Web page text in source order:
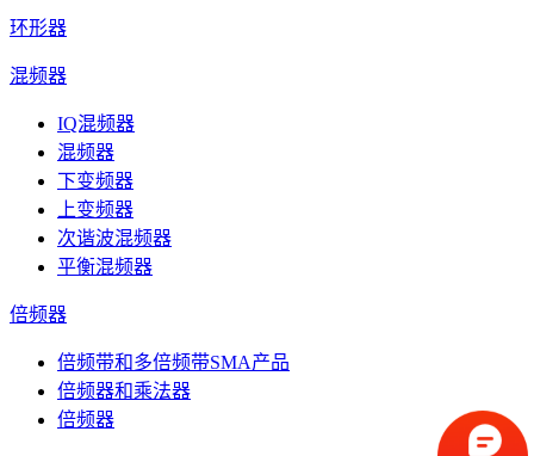
环形器
混频器
IQ混频器
混频器
下变频器
上变频器
次谐波混频器
平衡混频器
倍频器
倍频带和多倍频带SMA产品
倍频器和乘法器
倍频器